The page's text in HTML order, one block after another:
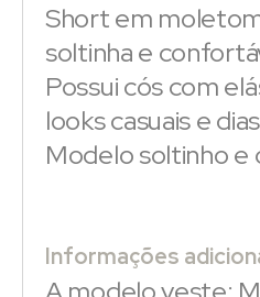
Short em
soltinha e
Possui cós com
looks casuais e
Modelo soltinho e
Informações